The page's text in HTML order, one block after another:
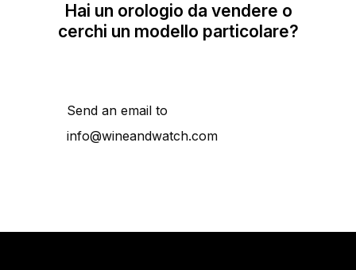
Hai un orologio da vendere o
cerchi un modello particolare?
Send an email to
info@wineandwatch.com